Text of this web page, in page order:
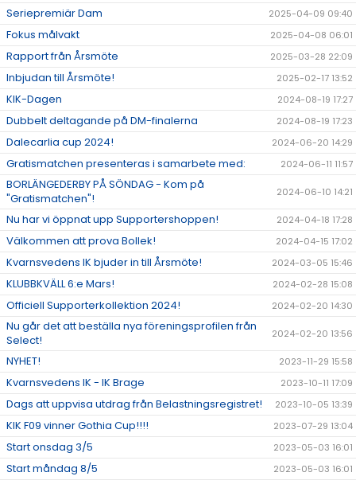
Seriepremiär Dam 2025-04-09 09:40
Fokus målvakt 2025-04-08 06:01
Rapport från Årsmöte 2025-03-28 22:09
Inbjudan till Årsmöte! 2025-02-17 13:52
KIK-Dagen 2024-08-19 17:27
Dubbelt deltagande på DM-finalerna 2024-08-19 17:23
Dalecarlia cup 2024! 2024-06-20 14:29
Gratismatchen presenteras i samarbete med: 2024-06-11 11:57
BORLÄNGEDERBY PÅ SÖNDAG - Kom på
"Gratismatchen"!
2024-06-10 14:21
Nu har vi öppnat upp Supportershoppen! 2024-04-18 17:28
Välkommen att prova Bollek! 2024-04-15 17:02
Kvarnsvedens IK bjuder in till Årsmöte! 2024-03-05 15:46
KLUBBKVÄLL 6:e Mars! 2024-02-28 15:08
Officiell Supporterkollektion 2024! 2024-02-20 14:30
Nu går det att beställa nya föreningsprofilen från
Select!
2024-02-20 13:56
NYHET! 2023-11-29 15:58
Kvarnsvedens IK - IK Brage 2023-10-11 17:09
Dags att uppvisa utdrag från Belastningsregistret! 2023-10-05 13:39
KIK F09 vinner Gothia Cup!!!! 2023-07-29 13:04
Start onsdag 3/5 2023-05-03 16:01
Start måndag 8/5 2023-05-03 16:01